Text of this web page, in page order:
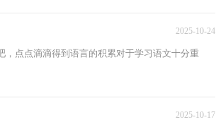
2025-10-24
点点滴滴得到语言的积累对于学习语文十分重
2025-10-17